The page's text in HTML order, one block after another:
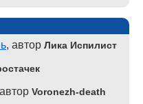
, автор Лика Испилист
Voronezh-death